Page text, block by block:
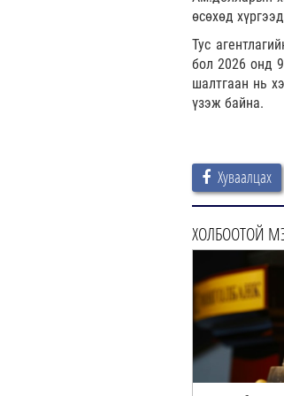
өсөхөд
Тус
бол 2026 онд
шалтгаан нь
үзэж байна.
Хуваалцах
ХОЛБООТОЙ